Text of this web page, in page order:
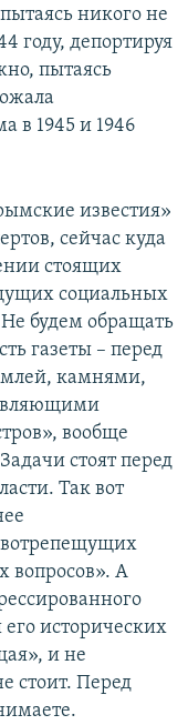
никого не
году, депортируя
пытаясь
в 1945 и 1946
известия»
сейчас куда
стоящих
социальных
будем обращать
газеты – перед
камнями,
вообще
стоят перед
Так вот
вопросов». А
исторических
и не
стоит. Перед